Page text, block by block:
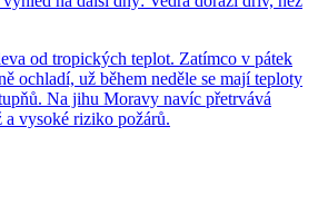
od tropických teplot. Zatímco v pátek
ochladí, už během neděle se mají teploty
Na jihu Moravy navíc přetrvává
a vysoké riziko požárů.